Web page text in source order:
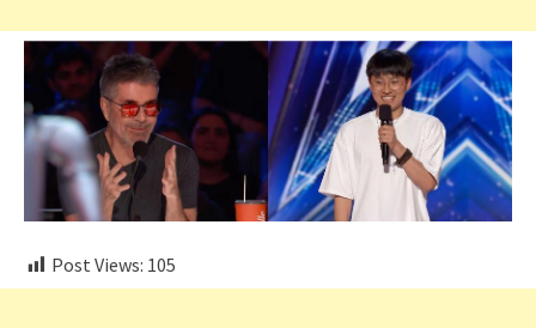
Post Views: 105